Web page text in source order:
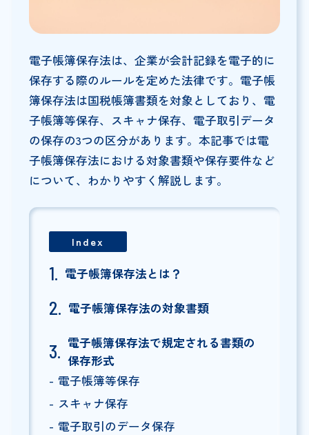
電子帳簿保存法は、企業が会計記録を電子的に
保存する際のルールを定めた法律です。電子帳
簿保存法は国税帳簿書類を対象としており、電
子帳簿等保存、スキャナ保存、電子取引データ
の保存の3つの区分があります。本記事では電
子帳簿保存法における対象書類や保存要件など
について、わかりやすく解説します。
Index
電子帳簿保存法とは？
電子帳簿保存法の対象書類
電子帳簿保存法で規定される書類の
保存形式
電子帳簿等保存
スキャナ保存
電子取引のデータ保存